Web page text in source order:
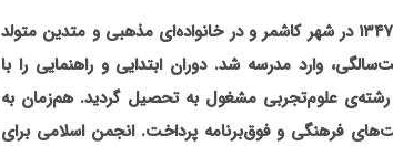
دانش‌آموز بسیجی “شهید علی غضنفری” فرزند محمد در سال ۱۳۴۷ در شهر کاشمر و در خانواده‌ای مذهبی و متدین متولد
وارد مدرسه شد. دوران ابتدایی و راهنمایی را با
رشته‌ی علوم‌تجربی مشغول به تحصیل گردید. هم‌زمان به
فرهنگی و فوق‌برنامه پرداخت. انجمن اسلامی برای